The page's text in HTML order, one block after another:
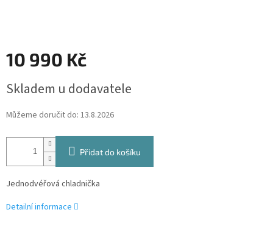
10 990 Kč
cena:
Skladem u dodavatele
Můžeme doručit do: 13.8.2026
Přidat do košíku
Jednodvéřová chladnička
Detailní informace